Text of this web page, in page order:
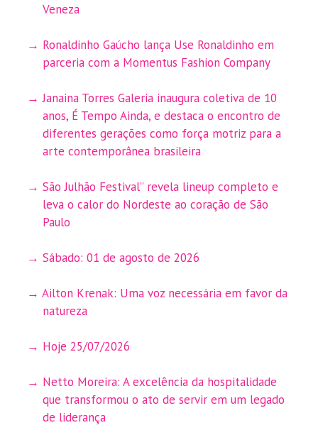
Veneza
Ronaldinho Gaúcho lança Use Ronaldinho em
parceria com a Momentus Fashion Company
Janaina Torres Galeria inaugura coletiva de 10
anos, É Tempo Ainda, e destaca o encontro de
diferentes gerações como força motriz para a
arte contemporânea brasileira
São Julhão Festival” revela lineup completo e
leva o calor do Nordeste ao coração de São
Paulo
Sábado: 01 de agosto de 2026
Ailton Krenak: Uma voz necessária em favor da
natureza
Hoje 25/07/2026
Netto Moreira: A excelência da hospitalidade
que transformou o ato de servir em um legado
de liderança